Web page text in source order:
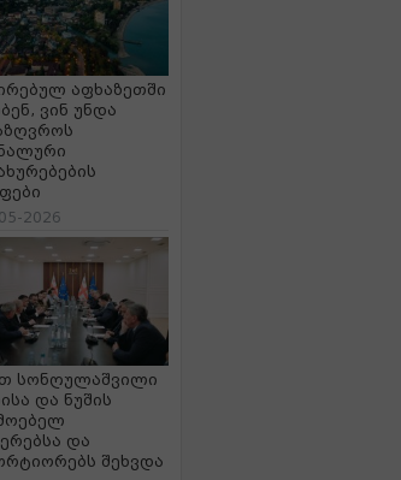
აფხაზეთში
ვინ უნდა
2026
სონღულაშვილი
და ნუშის
და
შეხვდა